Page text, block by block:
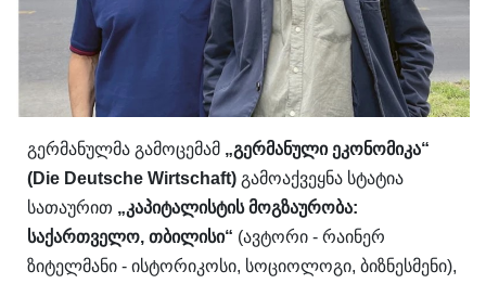
გერმანულმა გამოცემამ „გერმანული ეკონომიკა“
(Die Deutsche Wirtschaft) გამოაქვეყნა სტატია
სათაურით „კაპიტალისტის მოგზაურობა:
საქართველო, თბილისი“ (ავტორი - რაინერ
ზიტელმანი - ისტორიკოსი, სოციოლოგი, ბიზნესმენი),